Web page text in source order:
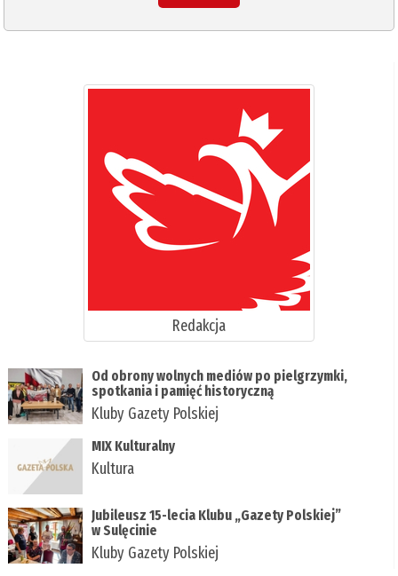
Redakcja
Od obrony wolnych mediów po pielgrzymki,
spotkania i pamięć historyczną
Kluby Gazety Polskiej
MIX Kulturalny
Kultura
Jubileusz 15-lecia Klubu „Gazety Polskiej”
w Sulęcinie
Kluby Gazety Polskiej